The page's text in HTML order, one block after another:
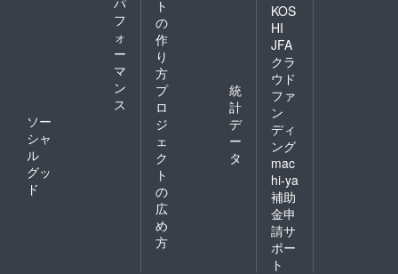
フ
ォ
ー
マ
ン
ス
ソー
シャ
ル
グッ
ド
ト
の
作
り
方
プ
ロ
ジ
ェ
ク
ト
の
広
め
方
統
計
デ
ー
タ
KOS
HI
JFA
クラ
ウド
ファ
ン
ディ
ング
mac
hi-ya
補助
金申
請サ
ポー
ト